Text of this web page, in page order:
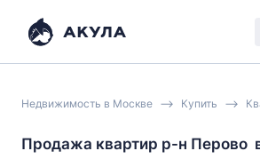
Недвижимость в Москве Купить
Продажа квартир р-н Перово